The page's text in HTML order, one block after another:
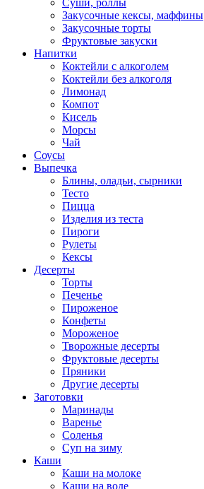
Суши, роллы
Закусочные кексы, маффины
Закусочные торты
Фруктовые закуски
Напитки
Коктейли с алкоголем
Коктейли без алкоголя
Лимонад
Компот
Кисель
Морсы
Чай
Соусы
Выпечка
Блины, оладьи, сырники
Тесто
Пицца
Изделия из теста
Пироги
Рулеты
Кексы
Десерты
Торты
Печенье
Пироженое
Конфеты
Мороженое
Творожные десерты
Фруктовые десерты
Пряники
Другие десерты
Заготовки
Маринады
Варенье
Соленья
Суп на зиму
Каши
Каши на молоке
Каши на воде